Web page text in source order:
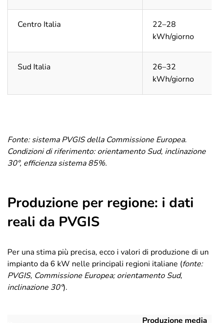
Centro Italia
22–28
kWh/giorno
Sud Italia
26–32
kWh/giorno
Fonte: sistema PVGIS della Commissione Europea.
Condizioni di riferimento: orientamento Sud, inclinazione
30°, efficienza sistema 85%.
Produzione per regione: i dati
reali da PVGIS
Per una stima più precisa, ecco i valori di produzione di un
impianto da 6 kW nelle principali regioni italiane (fonte:
PVGIS, Commissione Europea; orientamento Sud,
inclinazione 30°).
Produzione media